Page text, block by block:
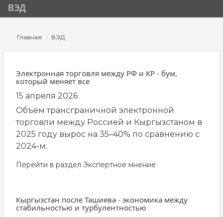
ВЭД
Строка
Главная ВЭД
Электронная торговля между РФ и КР - бум,
который меняет все
15 апреля 2026
Объем трансграничной электронной
торговли между Россией и Кыргызстаном в
2025 году вырос на 35–40% по сравнению с
2024-м.
Перейти в раздел Экспертное мнение
Кыргызстан после Ташиева - экономика между
стабильностью и турбулентностью